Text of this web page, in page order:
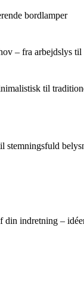
bordlamper
– fra arbejdslys
til
stemningsfuld
din indretning –